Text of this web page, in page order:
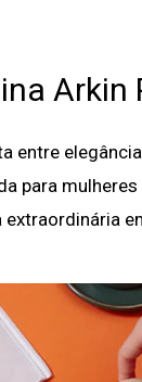
Arkin
entre
para
extraordinária